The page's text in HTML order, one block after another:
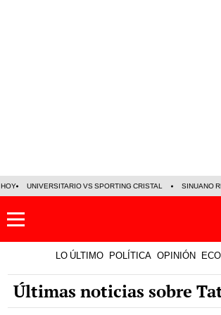
HOY UNIVERSITARIO VS SPORTING CRISTAL SINUANO
LO ÚLTIMO POLÍTICA OPINIÓN
Últimas noticias sobre